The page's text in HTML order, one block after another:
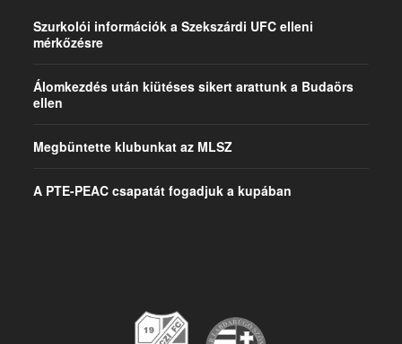
Szurkolói információk a Szekszárdi UFC elleni
mérkőzésre
Álomkezdés után kiütéses sikert arattunk a Budaörs
ellen
Megbüntette klubunkat az MLSZ
A PTE-PEAC csapatát fogadjuk a kupában